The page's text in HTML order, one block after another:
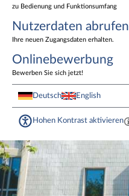
zu Bedienung und Funktionsumfang
Nutzerdaten abrufen
Ihre neuen Zugangsdaten erhalten.
Onlinebewerbung
Bewerben Sie sich jetzt!
Deutsch English
Hohen Kontrast aktivieren